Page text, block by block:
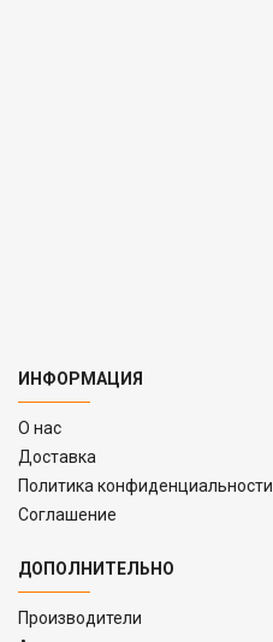
ИНФОРМАЦИЯ
O нас
Доставка
Политика конфиденциальности
Соглашение
ДОПОЛНИТЕЛЬНО
Производители